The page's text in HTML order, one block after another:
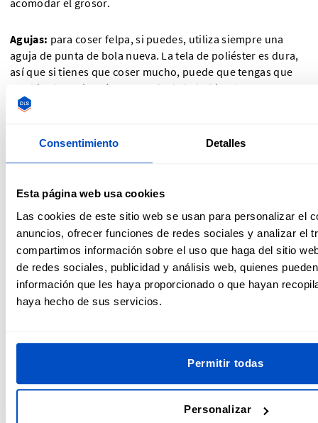
Consentimiento Detalles
Esta página web usa cookies
Las cookies de este sitio web se usan para personalizar el
anuncios, ofrecer funciones de redes sociales y analizar el
compartimos información sobre el uso que haga del sitio
de redes sociales, publicidad y análisis web, quienes
información que les haya proporcionado o que hayan
haya hecho de sus servicios.
Permitir todas
Personalizar
acomodar el grosor.
Agujas: para coser felpa, si puedes, utiliza siempre una
aguja de punta de bola nueva. La tela de poliéster es dura,
así que si tienes que coser mucho, puede que tengas que
cambiar la aguja más a menudo de lo habitual. Presta
atención a la calidad de las puntadas mientras coses. Si
limpias, puede que sea una señal de que necesitas cambiar
Lavado:hoy en día, la mayoría de la felpa está hecha a
producción de plástico nuevo, pero incluso el poliéster
reciclado suelta microplásticos durante el proceso de
lavado. Lavar con agua a poca temperatura y con
centrifugado suave puede ayudar. O puedes usar una bolsa
de lavado comoGuppy Bag para que estas microfibras no
vayan al desagüe y terminen en los océanos. También